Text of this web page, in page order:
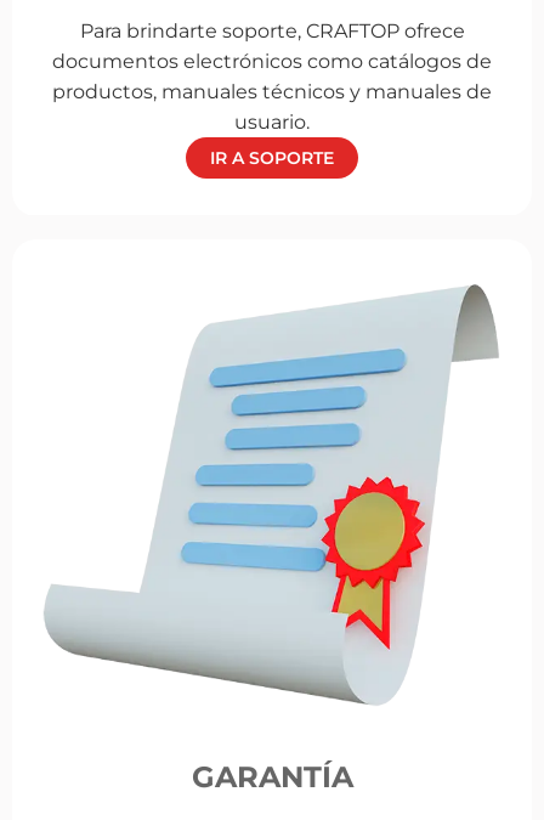
Para brindarte soporte, CRAFTOP ofrece
documentos electrónicos como catálogos de
productos, manuales técnicos y manuales de
usuario.
IR A SOPORTE
GARANTÍA